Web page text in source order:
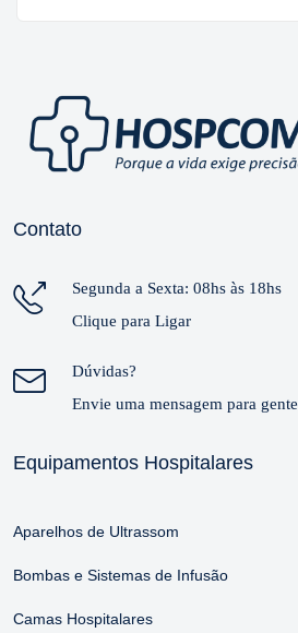
Contato
Segunda a Sexta: 08hs às 18hs
Clique para Ligar
Dúvidas?
Envie uma mensagem para gente
Equipamentos Hospitalares
Aparelhos de Ultrassom
Bombas e Sistemas de Infusão
Camas Hospitalares